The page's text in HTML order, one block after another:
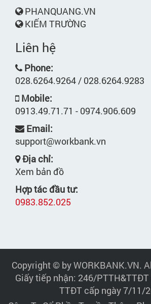
PHANQUANG.VN
KIẾM TRƯỜNG
Liên hệ
Phone:
028.6264.9264 / 028.6264.9283
Mobile:
0913.49.71.71 - 0974.906.609
Email:
support@workbank.vn
Địa chỉ:
Xem bản đồ
Hợp tác đầu tư:
0983.852.025
Copyright © by WORKBANK.VN.
Giấy tiếp nhận: 246/PTTH&TTĐT
TTĐT cấp ngày 7/11/